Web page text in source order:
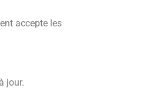
accepte les
jour.